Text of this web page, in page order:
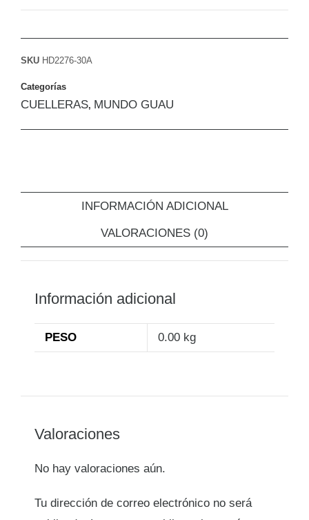
SKU HD2276-30A
Categorías
CUELLERAS, MUNDO GUAU
INFORMACIÓN ADICIONAL
VALORACIONES (0)
Información adicional
PESO 0.00 kg
Valoraciones
No hay valoraciones aún.
Tu dirección de correo electrónico no será